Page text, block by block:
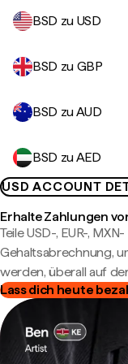
BSD zu USD
BSD zu GBP
BSD zu AUD
BSD zu AED
USD ACCOUNT
Erhalte Zahlungen
Teile USD-, EUR-,
Gehaltsabrechnung,
werden, überall auf
Lass dich heute